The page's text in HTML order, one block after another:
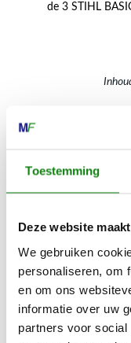
Toestemming
Deze website
We gebruiken
personaliseren, om
en om ons
informatie over uw
partners voor
de 3 STIHL
8801 RD
0517-
Bij storing:06-